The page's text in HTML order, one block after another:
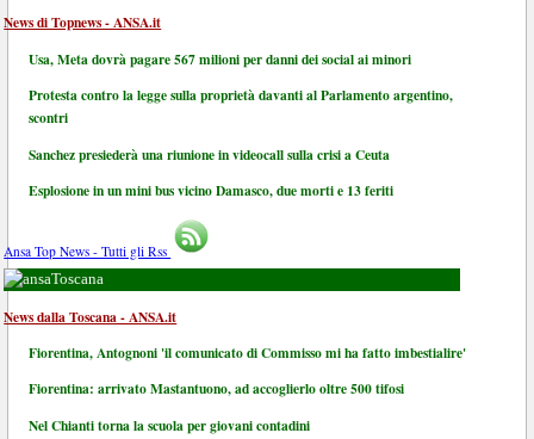
News di Topnews - ANSA.it
Usa, Meta dovrà pagare 567 milioni per danni dei social ai minori
Protesta contro la legge sulla proprietà davanti al Parlamento argentino,
scontri
Sanchez presiederà una riunione in videocall sulla crisi a Ceuta
Esplosione in un mini bus vicino Damasco, due morti e 13 feriti
Ansa Top News - Tutti gli Rss
Toscana
News dalla Toscana - ANSA.it
Fiorentina, Antognoni 'il comunicato di Commisso mi ha fatto imbestialire'
Fiorentina: arrivato Mastantuono, ad accoglierlo oltre 500 tifosi
Nel Chianti torna la scuola per giovani contadini